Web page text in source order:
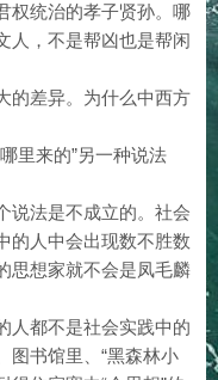
权统治的孝子贤孙。哪
人，不是帮凶也是帮闲
的差异。为什么中西方
里来的”另一种说法
说法是不成立的。社会
的人中会出现数不胜数
思想家就不会是凤毛麟
人都不是社会实践中的
图书馆里、“黑森林小